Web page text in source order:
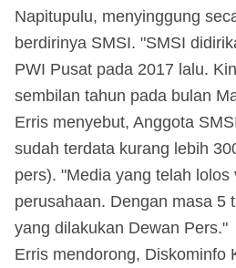
Napitupulu, menyinggung
berdirinya SMSI. "SMSI
PWI Pusat pada 2017 lalu.
sembilan tahun pada bulan
Erris menyebut, Anggota
sudah terdata kurang lebih
pers). "Media yang telah lolos
perusahaan. Dengan masa 5
yang dilakukan Dewan Pers."
Erris mendorong, Diskominfo